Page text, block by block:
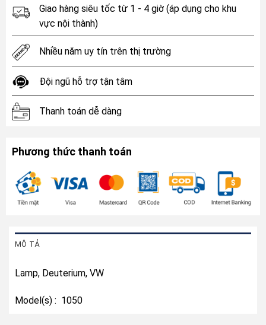
Giao hàng siêu tốc từ 1 - 4 giờ (áp dụng cho khu
vực nội thành)
Nhiều năm uy tín trên thị trường
Đội ngũ hỗ trợ tận tâm
Thanh toán dễ dàng
Phương thức thanh toán
MÔ TẢ
Lamp, Deuterium, VW
Model(s) : 1050